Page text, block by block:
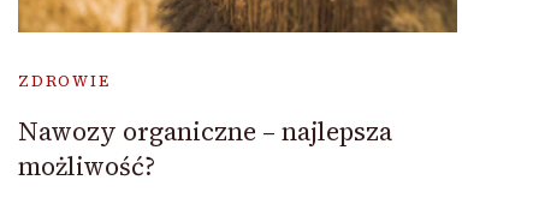
ZDROWIE
Nawozy organiczne – najlepsza
możliwość?